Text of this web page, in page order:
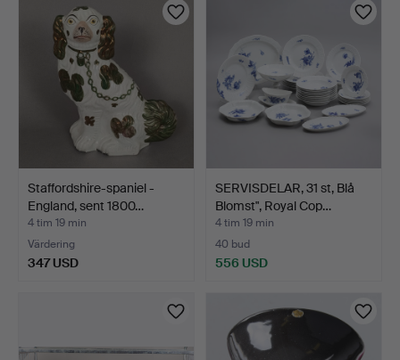
Staffordshire-spaniel -
England, sent 1800…
4 tim 19 min
Värdering
347 USD
SERVISDELAR, 31 st, Blå
Blomst", Royal Cop…
4 tim 19 min
40 bud
556 USD